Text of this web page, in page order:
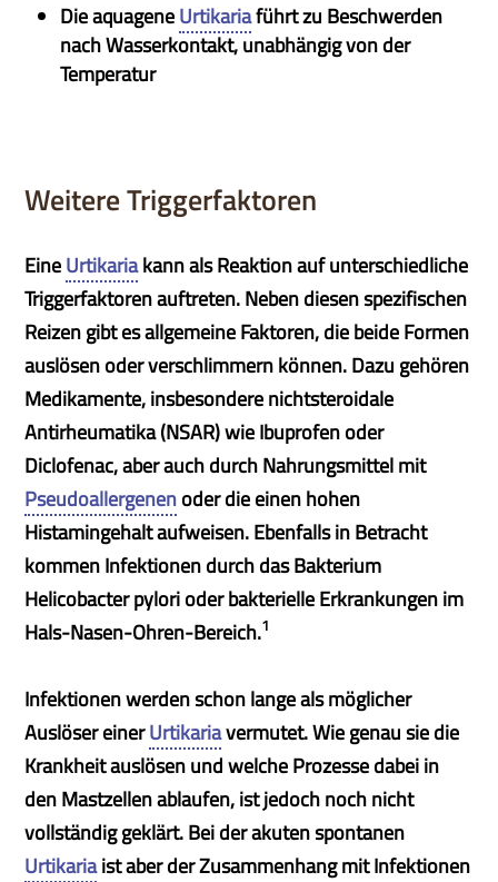
Die aquageneUrtikariaführt zu Beschwerden
nach Wasserkontakt, unabhängig von der
Temperatur
Weitere Triggerfaktoren
EineUrtikariakann als Reaktion auf unterschiedliche
Triggerfaktoren auftreten. Neben diesen spezifischen
Reizen gibt es allgemeine Faktoren, die beide Formen
auslösen oder verschlimmern können. Dazu gehören
Medikamente, insbesondere nichtsteroidale
Antirheumatika (NSAR) wie Ibuprofen oder
Diclofenac, aber auch durch Nahrungsmittel mit
Pseudoallergenenoder die einen hohen
Histamingehalt aufweisen. Ebenfalls in Betracht
kommen Infektionen durch das Bakterium
Helicobacter pylori oder bakterielle Erkrankungen im
Hals-Nasen-Ohren-Bereich.1
Infektionen werden schon lange als möglicher
Auslöser einerUrtikariavermutet. Wie genau sie die
Krankheit auslösen und welche Prozesse dabei in
den Mastzellen ablaufen, ist jedoch noch nicht
vollständig geklärt. Bei der akuten spontanen
Urtikariaist aber der Zusammenhang mit Infektionen